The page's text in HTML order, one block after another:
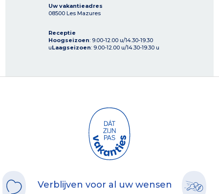
Uw vakantieadres
08500 Les Mazures
Receptie
Hoogseizoen: 9.00-12.00 u/14.30-19.30
uLaagseizoen: 9.00-12.00 u/14.30-19.30 u
Verblijven voor al uw wensen